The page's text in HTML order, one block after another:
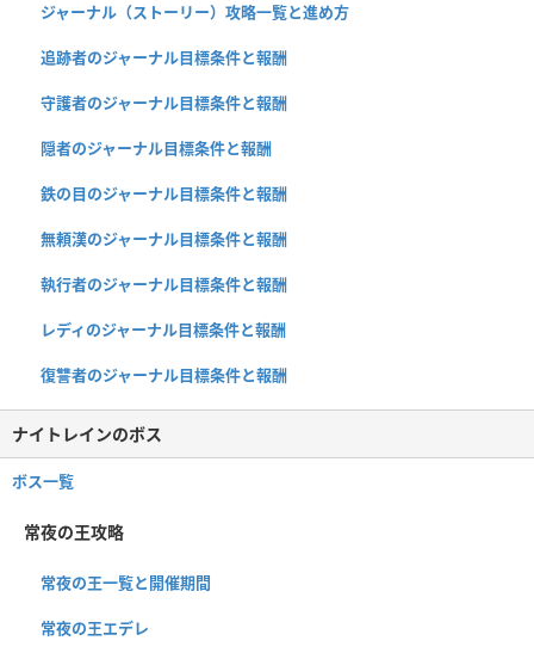
ジャーナル（ストーリー）攻略一覧と進め方
追跡者のジャーナル目標条件と報酬
守護者のジャーナル目標条件と報酬
隠者のジャーナル目標条件と報酬
鉄の目のジャーナル目標条件と報酬
無頼漢のジャーナル目標条件と報酬
執行者のジャーナル目標条件と報酬
レディのジャーナル目標条件と報酬
復讐者のジャーナル目標条件と報酬
ナイトレインのボス
ボス一覧
常夜の王攻略
常夜の王一覧と開催期間
常夜の王エデレ